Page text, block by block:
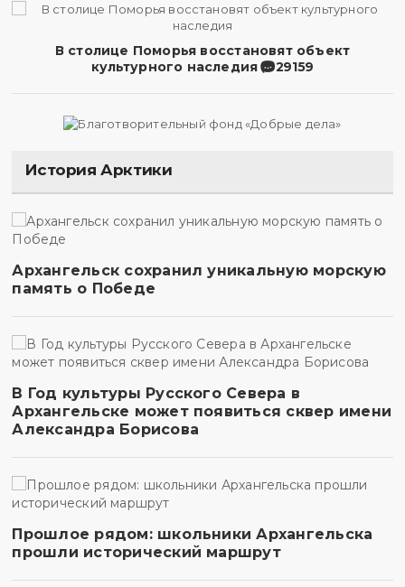
В столице Поморья восстановят объект
культурного наследия
29159
История Арктики
Архангельск сохранил уникальную морскую
память о Победе
В Год культуры Русского Севера в
Архангельске может появиться сквер имени
Александра Борисова
Прошлое рядом: школьники Архангельска
прошли исторический маршрут